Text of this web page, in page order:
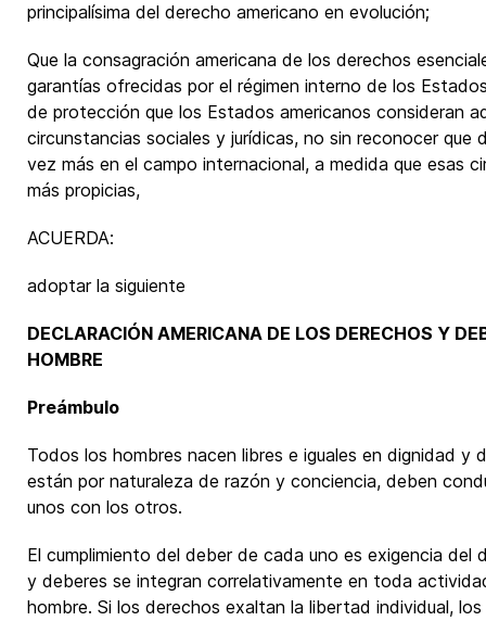
principalísima del derecho americano en evolución;
Que la consagración americana de los derechos
garantías ofrecidas por el régimen interno de los
de protección que los Estados americanos consideran
circunstancias sociales y jurídicas, no sin reconocer
vez más en el campo internacional, a medida que esas
más propicias,
ACUERDA:
adoptar la siguiente
DECLARACIÓN AMERICANA DE LOS DERECHOS Y
HOMBRE
Preámbulo
Todos los hombres nacen libres e iguales en dignidad y
están por naturaleza de razón y conciencia, deben
unos con los otros.
El cumplimiento del deber de cada uno es exigencia
y deberes se integran correlativamente en toda
hombre. Si los derechos exaltan la libertad individual,